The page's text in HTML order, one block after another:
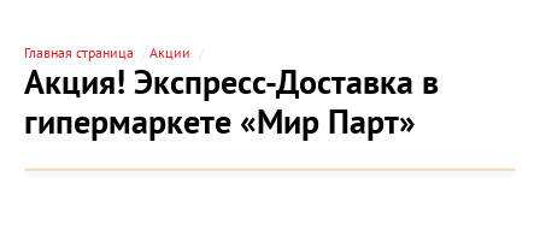
Главная страница Акции
Акция! Экспресс-Доставка в
гипермаркете «Мир Парт»